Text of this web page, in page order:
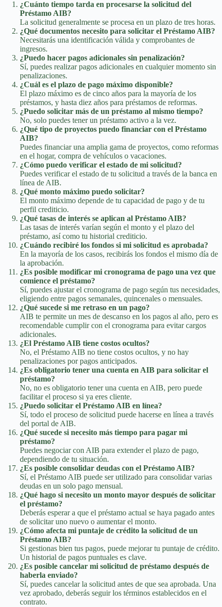
¿Cuánto tiempo tarda en procesarse la solicitud del
Préstamo AIB?
La solicitud generalmente se procesa en un plazo de tres horas.
¿Qué documentos necesito para solicitar el Préstamo AIB?
Necesitarás una identificación válida y comprobantes de
ingresos.
¿Puedo hacer pagos adicionales sin penalización?
Sí, puedes realizar pagos adicionales en cualquier momento sin
penalizaciones.
¿Cuál es el plazo de pago máximo disponible?
El plazo máximo es de cinco años para la mayoría de los
préstamos, y hasta diez años para préstamos de reformas.
¿Puedo solicitar más de un préstamo al mismo tiempo?
No, solo puedes tener un préstamo activo a la vez.
¿Qué tipo de proyectos puedo financiar con el Préstamo
AIB?
Puedes financiar una amplia gama de proyectos, como reformas
en el hogar, compra de vehículos o vacaciones.
¿Cómo puedo verificar el estado de mi solicitud?
Puedes verificar el estado de tu solicitud a través de la banca en
línea de AIB.
¿Qué monto máximo puedo solicitar?
El monto máximo depende de tu capacidad de pago y de tu
perfil crediticio.
¿Qué tasas de interés se aplican al Préstamo AIB?
Las tasas de interés varían según el monto y el plazo del
préstamo, así como tu historial crediticio.
¿Cuándo recibiré los fondos si mi solicitud es aprobada?
En la mayoría de los casos, recibirás los fondos el mismo día de
la aprobación.
¿Es posible modificar mi cronograma de pago una vez que
comience el préstamo?
Sí, puedes ajustar el cronograma de pago según tus necesidades,
eligiendo entre pagos semanales, quincenales o mensuales.
¿Qué sucede si me retraso en un pago?
AIB te permite un mes de descanso en los pagos al año, pero es
recomendable cumplir con el cronograma para evitar cargos
adicionales.
¿El Préstamo AIB tiene costos ocultos?
No, el Préstamo AIB no tiene costos ocultos, y no hay
penalizaciones por pagos anticipados.
¿Es obligatorio tener una cuenta en AIB para solicitar el
préstamo?
No, no es obligatorio tener una cuenta en AIB, pero puede
facilitar el proceso si ya eres cliente.
¿Puedo solicitar el Préstamo AIB en línea?
Sí, todo el proceso de solicitud puede hacerse en línea a través
del portal de AIB.
¿Qué sucede si necesito más tiempo para pagar mi
préstamo?
Puedes negociar con AIB para extender el plazo de pago,
dependiendo de tu situación.
¿Es posible consolidar deudas con el Préstamo AIB?
Sí, el Préstamo AIB puede ser utilizado para consolidar varias
deudas en un solo pago mensual.
¿Qué hago si necesito un monto mayor después de solicitar
el préstamo?
Deberás esperar a que el préstamo actual se haya pagado antes
de solicitar uno nuevo o aumentar el monto.
¿Cómo afecta mi puntaje de crédito la solicitud de un
Préstamo AIB?
Si gestionas bien tus pagos, puede mejorar tu puntaje de crédito.
Un historial de pagos puntuales es clave.
¿Es posible cancelar mi solicitud de préstamo después de
haberla enviado?
Sí, puedes cancelar la solicitud antes de que sea aprobada. Una
vez aprobado, deberás seguir los términos establecidos en el
contrato.